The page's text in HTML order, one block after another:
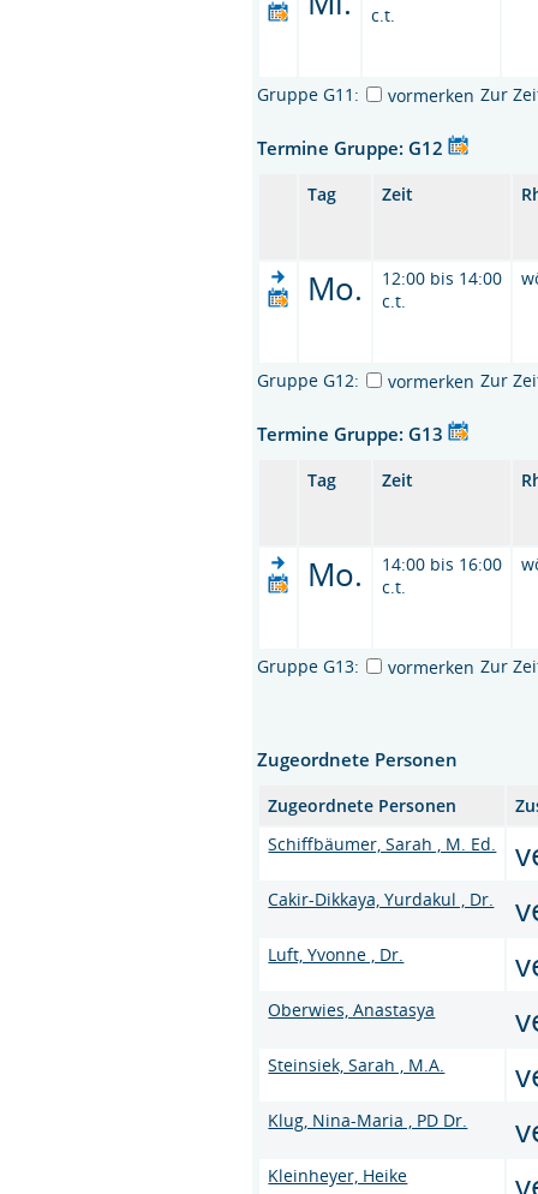
c.t.
Gruppe G11: vormerken Zur
Termine Gruppe: G12
Tag Zeit
Mo.
12:00 bis 14:00
c.t.
Gruppe G12: vormerken Zur
Termine Gruppe: G13
Tag Zeit
Mo.
14:00 bis 16:00
c.t.
Gruppe G13: vormerken Zur
Zugeordnete Personen
Zugeordnete Personen
Schiffbäumer, Sarah , M. Ed.
Cakir-Dikkaya, Yurdakul , Dr.
Luft, Yvonne , Dr.
Oberwies, Anastasya
Steinsiek, Sarah , M.A.
Klug, Nina-Maria , PD Dr.
Kleinheyer, Heike